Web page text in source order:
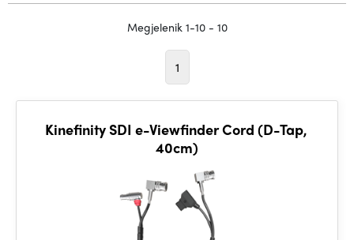
Megjelenik 1-10 - 10
1
Kinefinity SDI e-Viewfinder Cord (D-Tap,
40cm)